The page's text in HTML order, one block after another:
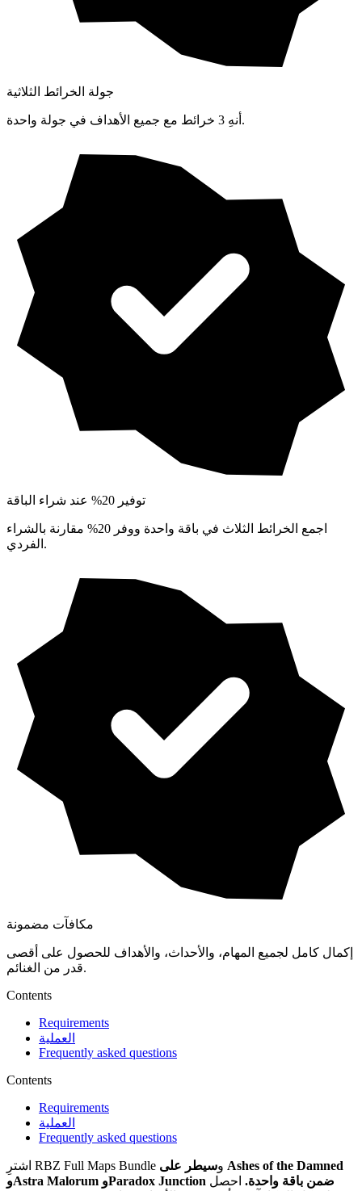
جولة الخرائط الثلاثية
أنهِ 3 خرائط مع جميع الأهداف في جولة واحدة.
توفير 20% عند شراء الباقة
اجمع الخرائط الثلاث في باقة واحدة ووفر 20% مقارنة بالشراء
الفردي.
مكافآت مضمونة
إكمال كامل لجميع المهام، والأحداث، والأهداف للحصول على أقصى
قدر من الغنائم.
Contents
Requirements
العملية
Frequently asked questions
Contents
Requirements
العملية
Frequently asked questions
اشترِ RBZ Full Maps Bundle وسيطر على Ashes of the Damned
وAstra Malorum وParadox Junction ضمن باقة واحدة. احصل